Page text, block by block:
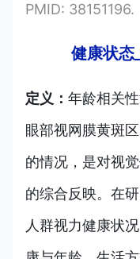
PMID: 38151196.
健康状态
定义： 年龄相关
眼部视网膜黄斑
的情况，是对视
的综合反映。在
人群视力健康状